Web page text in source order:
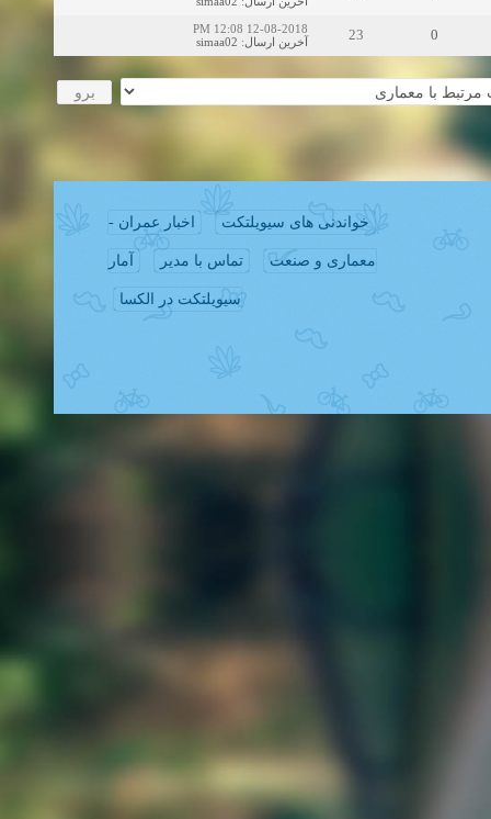
0
23
12-08-2018 12:08 PM
آخرین ارسال:
simaa02
خواندنی های سیویلتکت اخبار عمران -
معماری و صنعت تماس با مدیر آمار
سیویلتکت در الکسا